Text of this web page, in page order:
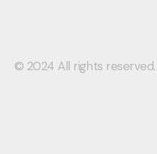
© 2024 All rights reserved.